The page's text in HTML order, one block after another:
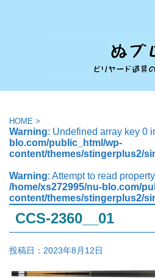
HOME >
Warning: Undefined array key 0
blo.com/public_html/wp-
content/themes/stingerplus2/
Warning: Attempt to read
/home/xs272995/nu-blo.com/
content/themes/stingerplus2/
CCS-2360__01
投稿日： 2023年8月12日